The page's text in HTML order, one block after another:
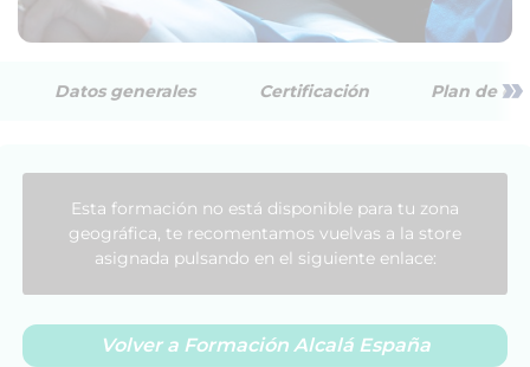
Datos generales Certificación Plan de »
Esta formación no está disponible para tu zona
geográfica, te recomentamos vuelvas a la store
asignada pulsando en el siguiente enlace:
Volver a Formación Alcalá España